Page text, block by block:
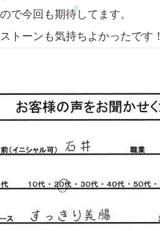
で今回も期待してます。
トーンも気持ちよかったです！